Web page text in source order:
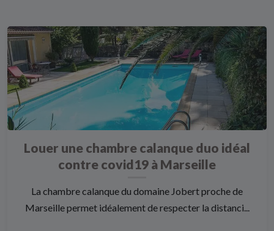
Louer une chambre calanque duo idéal
contre covid19 à Marseille
La chambre calanque du domaine Jobert proche de
Marseille permet idéalement de respecter la distanci...